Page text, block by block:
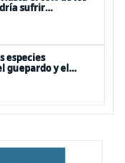
sufrir
mal formuladas
especies
guepardo y el